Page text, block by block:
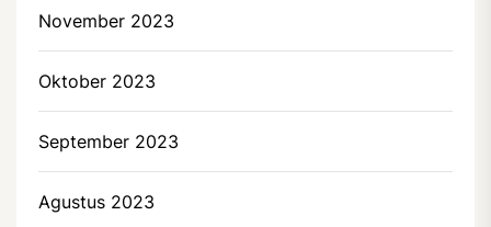
November 2023
Oktober 2023
September 2023
Agustus 2023